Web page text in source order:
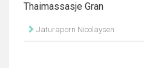
Thaimassasje Gran
Jaturaporn Nicolaysen